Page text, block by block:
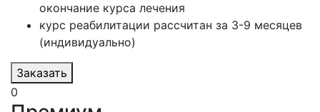
окончание курса лечения
курс реабилитации рассчитан за 3-9 месяцев
(индивидуально)
Заказать
0